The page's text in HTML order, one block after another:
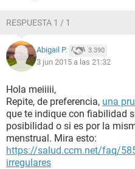
RESPUESTA 1 / 1
Abigail P. 3.390
3 jun 2015 a las 21:32
Hola meiiiii,
Repite, de preferencia, una
que te indique con fiabilidad
posibilidad o si es por la
menstrual. Mira esto:
https://salud.ccm.net/faq/
irregulares